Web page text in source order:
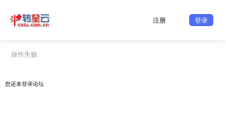
注册 登录
操作失败
您还未登录论坛